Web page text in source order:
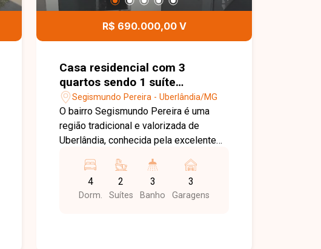
R$ 690.000,00 V
Casa residencial com 3
quartos sendo 1 suíte
disponível para venda no bairro
Segismundo Pereira em
Uberlândia-MG
Segismundo Pereira - Uberlândia/MG
O bairro Segismundo Pereira é uma
região tradicional e valorizada de
Uberlândia, conhecida pela excelente
escolas, universidades e importantes
vias da cidade. É ideal para quem busca
conforto, segurança e conveniência em
4
Dorm.
2
Suítes
3
Banho
3
Garagens